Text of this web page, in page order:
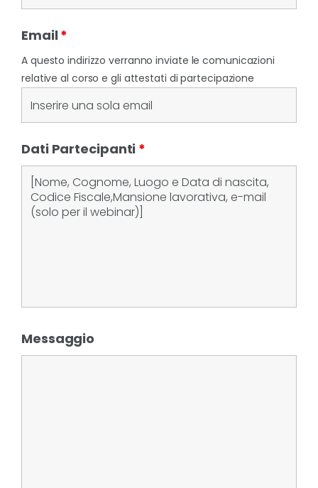
Email *
A questo indirizzo verranno inviate le comunicazioni
relative al corso e gli attestati di partecipazione
Dati Partecipanti *
Messaggio